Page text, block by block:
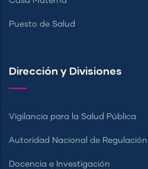
Puesto de Salud
Dirección y Divisiones
Vigilancia para la Salud Pública
Autoridad Nacional de
Docencia e Investigación